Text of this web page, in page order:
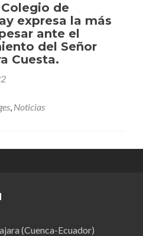
de
expresa la más
ante el
del Señor
Cuesta.
, Noticias
(Cuenca-Ecuador)